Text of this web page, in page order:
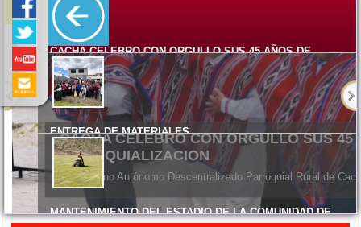
ENTREGA DE MATERIALES
El Gobierno Autónomo Descentralizado Parroquial Rural de
CACHA CELEBRO CON ORGULLO SUS 45 AÑOS DE
PARROQUIALIZACION
Lunes, 08 Junio 2026 15:17
ENTREGA DE MATERIALES
Viernes, 05 Junio 2026 14:58
MANTENIMIENTO DEL ESTADIO DE LA COMUNIDAD DE
MACHANGARA